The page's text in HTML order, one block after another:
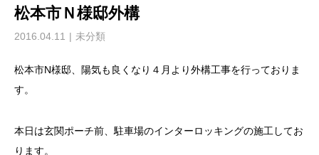
松本市Ｎ様邸外構
2016.04.11 未分類
松本市N様邸、陽気も良くなり４月より外構工事を行っておりま
す。
本日は玄関ポーチ前、駐車場のインターロッキングの施工してお
ります。